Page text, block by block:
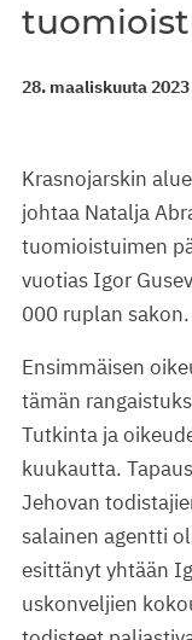
28. maaliskuuta 2023
Krasnojarskin
johtaa Natalja
tuomioistuimen
vuotias Igor
000 ruplan sakon.
Ensimmäisen
tämän
Tutkinta ja
kuukautta.
Jehovan
salainen agentti
esittänyt yhtään
uskonveljien